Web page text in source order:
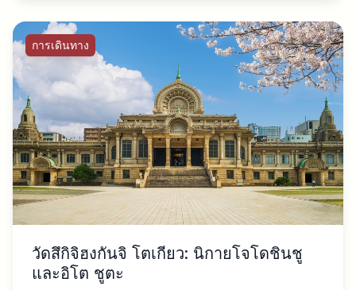
การเดินทาง
วัดสึกิจิฮงกันจิ โตเกียว: นิกายโจโดชินชู
และอิโต ชูตะ